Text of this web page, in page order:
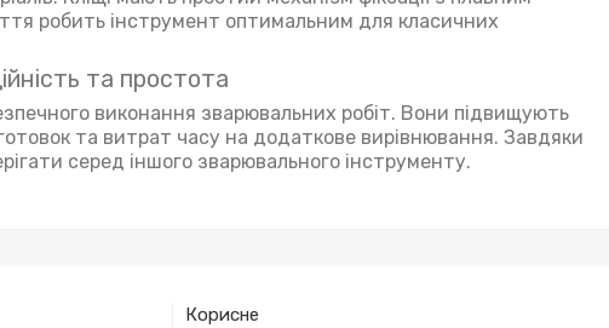
робить інструмент оптимальним для класичних
та простота
виконання зварювальних робіт. Вони підвищують
та витрат часу на додаткове вирівнювання. Завдяки
серед іншого зварювального інструменту.
Корисне